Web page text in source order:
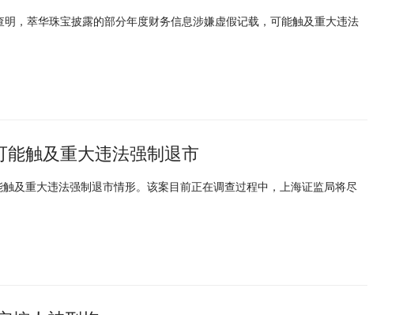
，萃华珠宝披露的部分年度财务信息涉嫌虚假记载，可能触及重大违法
能触及重大违法强制退市
及重大违法强制退市情形。该案目前正在调查过程中，上海证监局将尽